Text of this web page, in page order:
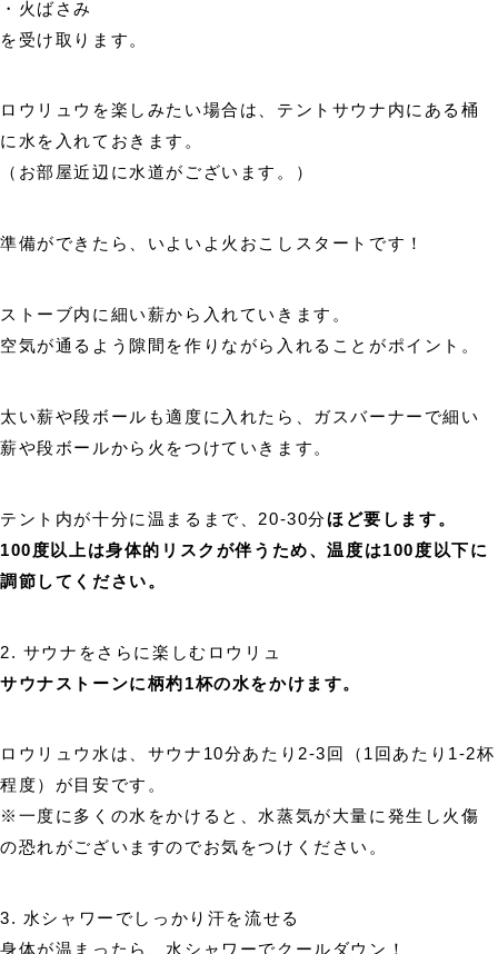
・火ばさみ
を受け取ります。
ロウリュウを楽しみたい場合は、テントサウナ内にある桶
に水を入れておきます。
（お部屋近辺に水道がございます。）
準備ができたら、いよいよ火おこしスタートです！
ストーブ内に細い薪から入れていきます。
空気が通るよう隙間を作りながら入れることがポイント。
太い薪や段ボールも適度に入れたら、ガスバーナーで細い
薪や段ボールから火をつけていきます。
テント内が十分に温まるまで、20-30分ほど要します。
100度以上は身体的リスクが伴うため、温度は100度以下に
調節してください。
2. サウナをさらに楽しむロウリュ
サウナストーンに柄杓1杯の水をかけます。
ロウリュウ水は、サウナ10分あたり2-3回（1回あたり1-2杯
程度）が目安です。
※一度に多くの水をかけると、水蒸気が大量に発生し火傷
の恐れがございますのでお気をつけください。
3. 水シャワーでしっかり汗を流せる
身体が温まったら、水シャワーでクールダウン！